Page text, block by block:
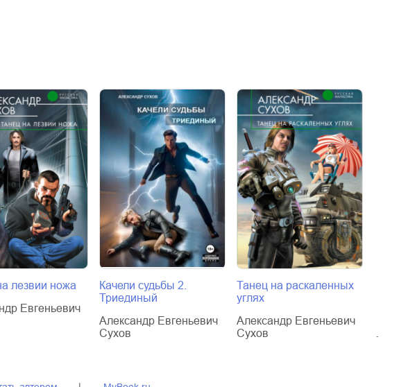
лезвии ножа
Евгеньевич
Качели судьбы 2.
Триединый
Александр Евгеньевич
Сухов
Танец на раскаленных
углях
Александр Евгеньевич
Сухов